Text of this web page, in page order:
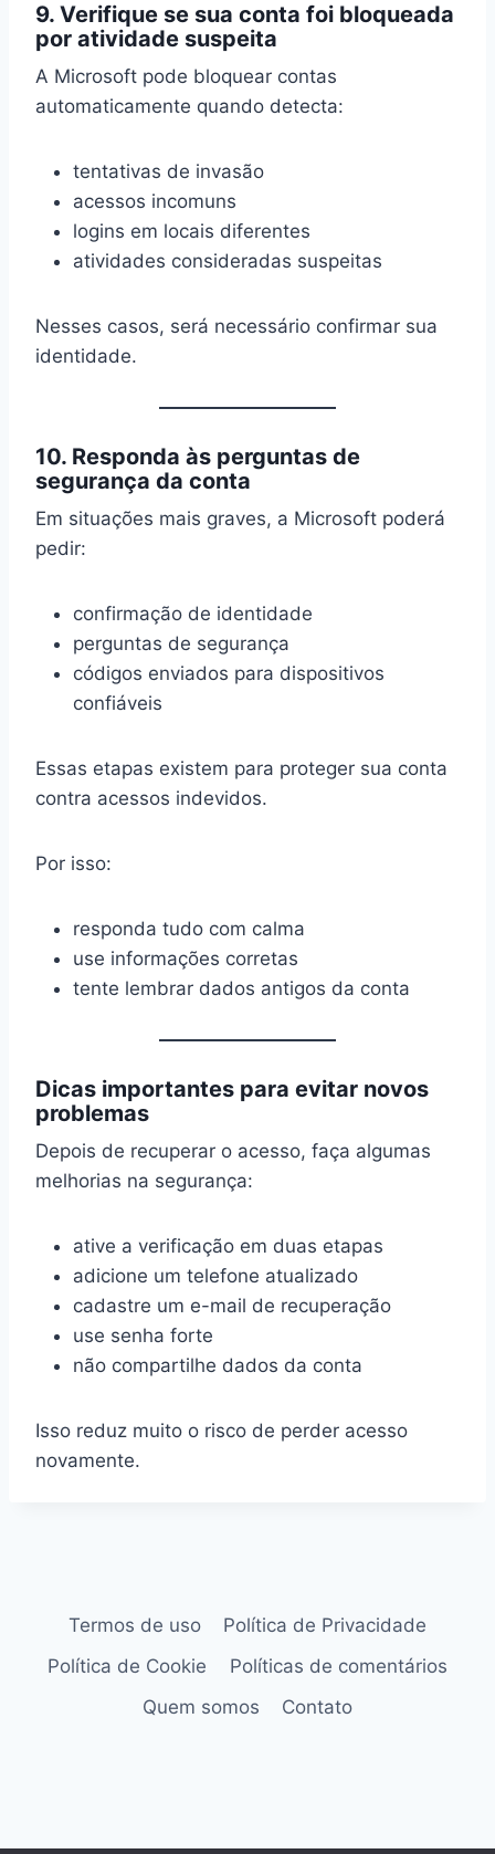
9. Verifique se sua conta foi bloqueada
por atividade suspeita
A Microsoft pode bloquear contas
automaticamente quando detecta:
tentativas de invasão
acessos incomuns
logins em locais diferentes
atividades consideradas suspeitas
Nesses casos, será necessário confirmar sua
identidade.
10. Responda às perguntas de
segurança da conta
Em situações mais graves, a Microsoft poderá
pedir:
confirmação de identidade
perguntas de segurança
códigos enviados para dispositivos
confiáveis
Essas etapas existem para proteger sua conta
contra acessos indevidos.
Por isso:
responda tudo com calma
use informações corretas
tente lembrar dados antigos da conta
Dicas importantes para evitar novos
problemas
Depois de recuperar o acesso, faça algumas
melhorias na segurança:
ative a verificação em duas etapas
adicione um telefone atualizado
cadastre um e-mail de recuperação
use senha forte
não compartilhe dados da conta
Isso reduz muito o risco de perder acesso
novamente.
Termos de uso
Política de Privacidade
Política de Cookie
Políticas de comentários
Quem somos
Contato